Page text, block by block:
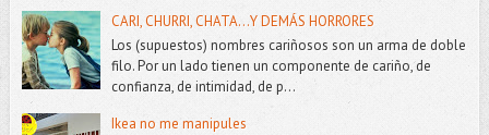
CARI, CHURRI, CHATA...Y DEMÁS HORRORES
Los (supuestos) nombres cariñosos son un arma de doble
filo. Por un lado tienen un componente de cariño, de
confianza, de intimidad, de p...
Ikea no me manipules